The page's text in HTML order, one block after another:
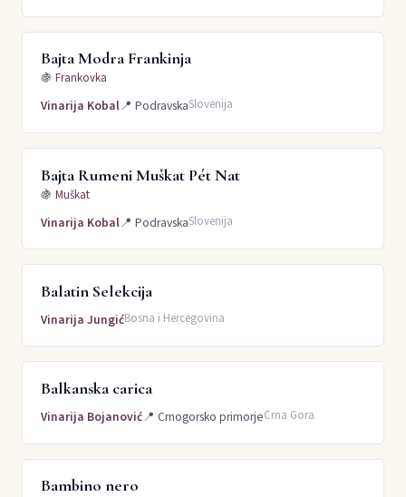
Bajta Modra Frankinja
🍇 Frankovka
Vinarija Kobal📍 PodravskaSlovenija
Bajta Rumeni Muškat Pét Nat
🍇 Muškat
Vinarija Kobal📍 PodravskaSlovenija
Balatin Selekcija
Vinarija JungićBosna i Hercegovina
Balkanska carica
Vinarija Bojanović📍 Crnogorsko primorjeCrna Gora
Bambino nero